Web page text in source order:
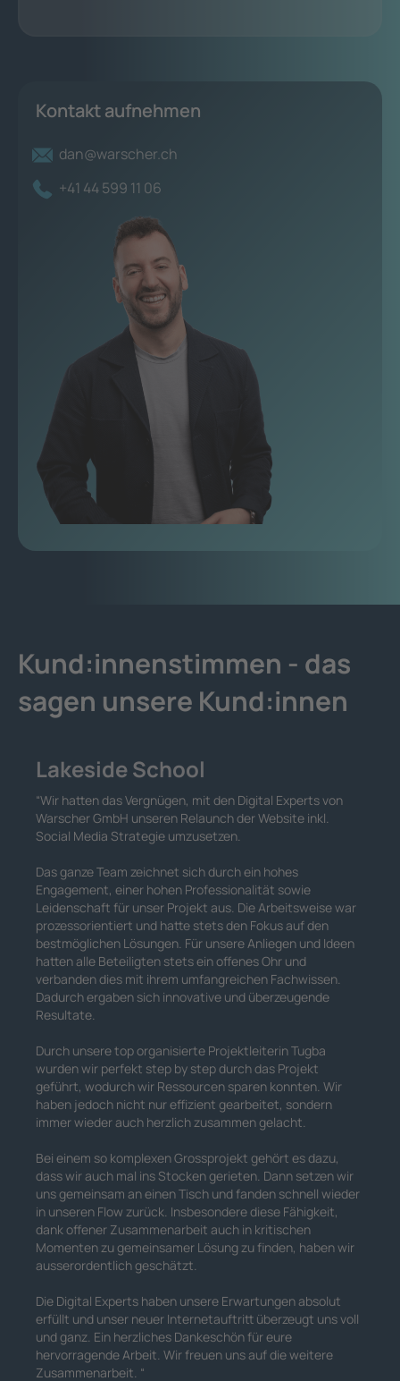
Kontakt aufnehmen
dan@warscher.ch
+41 44 599 11 06
Kund:innenstimmen - das
sagen unsere Kund:innen
Lakeside School
“Wir hatten das Vergnügen, mit den Digital Experts von
Warscher GmbH unseren Relaunch der Website inkl.
Social Media Strategie umzusetzen.
Das ganze Team zeichnet sich durch ein hohes
Engagement, einer hohen Professionalität sowie
Leidenschaft für unser Projekt aus. Die Arbeitsweise war
prozessorientiert und hatte stets den Fokus auf den
bestmöglichen Lösungen. Für unsere Anliegen und Ideen
hatten alle Beteiligten stets ein offenes Ohr und
verbanden dies mit ihrem umfangreichen Fachwissen.
Dadurch ergaben sich innovative und überzeugende
Resultate.
Durch unsere top organisierte Projektleiterin Tugba
wurden wir perfekt step by step durch das Projekt
geführt, wodurch wir Ressourcen sparen konnten. Wir
haben jedoch nicht nur effizient gearbeitet, sondern
immer wieder auch herzlich zusammen gelacht.
Bei einem so komplexen Grossprojekt gehört es dazu,
dass wir auch mal ins Stocken gerieten. Dann setzen wir
uns gemeinsam an einen Tisch und fanden schnell wieder
in unseren Flow zurück. Insbesondere diese Fähigkeit,
dank offener Zusammenarbeit auch in kritischen
Momenten zu gemeinsamer Lösung zu finden, haben wir
ausserordentlich geschätzt.
Die Digital Experts haben unsere Erwartungen absolut
erfüllt und unser neuer Internetauftritt überzeugt uns voll
und ganz. Ein herzliches Dankeschön für eure
hervorragende Arbeit. Wir freuen uns auf die weitere
Zusammenarbeit. “